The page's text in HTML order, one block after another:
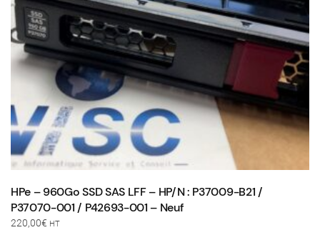
HPe – 960Go SSD SAS LFF – HP/N : P37009-B21 /
P37070-001 / P42693-001 – Neuf
220,00€ HT